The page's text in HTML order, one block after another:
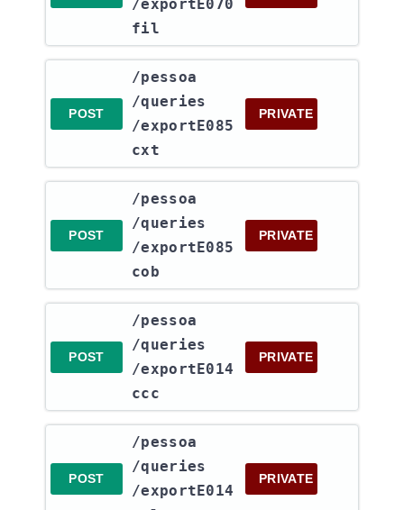
/exportE070
fil
POST
​/pessoa​
/queries​
/exportE085
cxt
PRIVATE
POST
​/pessoa​
/queries​
/exportE085
cob
PRIVATE
POST
​/pessoa​
/queries​
/exportE014
ccc
PRIVATE
POST
​/pessoa​
/queries​
/exportE014
PRIVATE